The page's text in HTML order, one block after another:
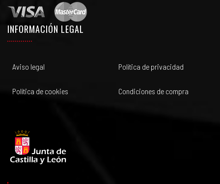
INFORMACIÓN LEGAL
Aviso legal Política de privacidad
Política de cookies Condiciones de compra